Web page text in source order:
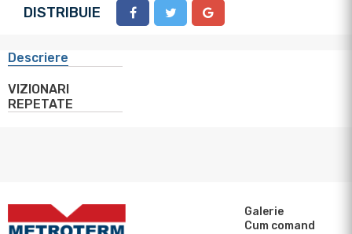
DISTRIBUIE
Descriere
VIZIONARI
REPETATE
Galerie
Cum comand